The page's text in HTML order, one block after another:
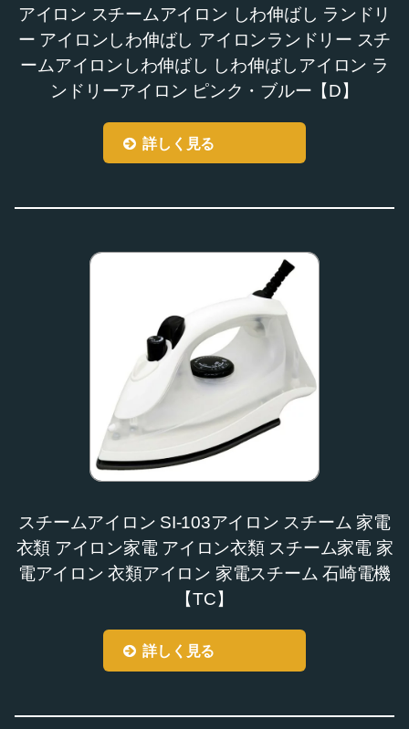
アイロン スチームアイロン しわ伸ばし ランドリ
ー アイロンしわ伸ばし アイロンランドリー スチ
ームアイロンしわ伸ばし しわ伸ばしアイロン ラ
ンドリーアイロン ピンク・ブルー【D】
詳しく見る
スチームアイロン SI-103アイロン スチーム 家電
衣類 アイロン家電 アイロン衣類 スチーム家電 家
電アイロン 衣類アイロン 家電スチーム 石崎電機
【TC】
詳しく見る